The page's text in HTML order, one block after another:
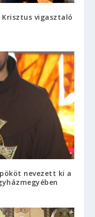
vigasztaló
nevezett ki a